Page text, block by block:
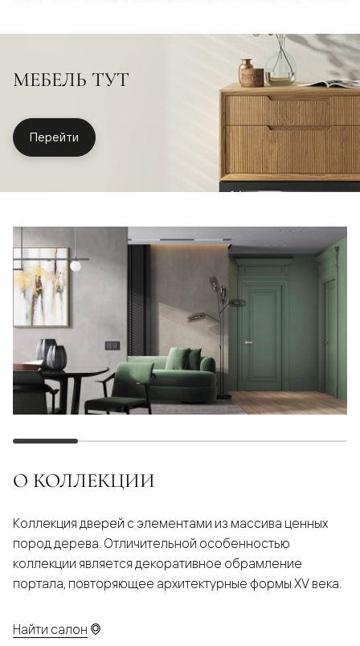
МЕБЕЛЬ ТУТ
Перейти
О КОЛЛЕКЦИИ
Коллекция дверей с элементами из массива ценных
пород дерева. Отличительной особенностью
коллекции является декоративное обрамление
портала, повторяющее архитектурные формы XV века.
Найти салон